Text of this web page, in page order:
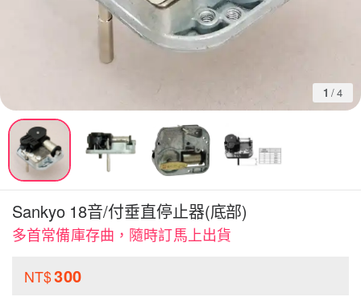
1 /4
Sankyo 18音/付垂直停止器(底部)
多首常備庫存曲，隨時訂馬上出貨
NT$300